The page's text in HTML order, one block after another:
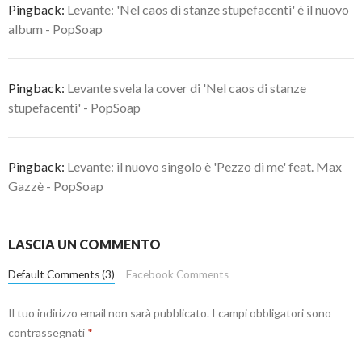
Pingback: Levante: 'Nel caos di stanze stupefacenti' è il nuovo
album - PopSoap
Pingback: Levante svela la cover di 'Nel caos di stanze
stupefacenti' - PopSoap
Pingback: Levante: il nuovo singolo è 'Pezzo di me' feat. Max
Gazzè - PopSoap
LASCIA UN COMMENTO
Default Comments (3) Facebook Comments
Il tuo indirizzo email non sarà pubblicato. I campi obbligatori sono
contrassegnati *